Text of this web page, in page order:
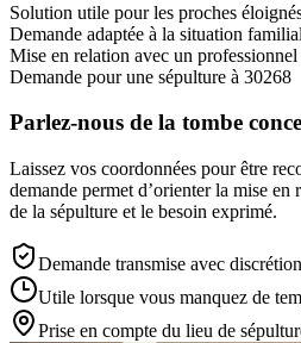
Solution utile pour les proches
Demande adaptée à la situation
Mise en relation avec un
Demande pour une sépulture à 30268
Parlez-nous de la tombe
Laissez vos coordonnées pour être
demande permet d’orienter la mise
de la sépulture et le besoin exprimé.
Demande transmise avec discrétion
Utile lorsque vous manquez de
Prise en compte du lieu de